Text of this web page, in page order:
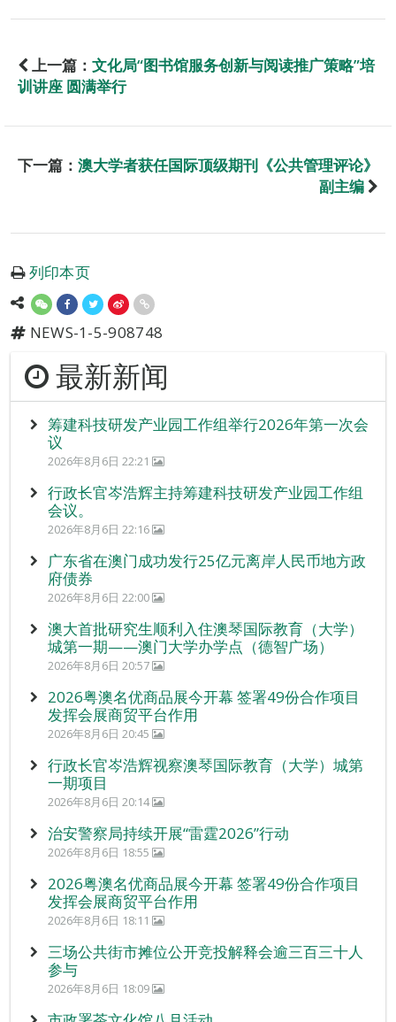
上一篇： 文化局“图书馆服务创新与阅读推广策略”培
训讲座 圆满举行
下一篇： 澳大学者获任国际顶级期刊《公共管理评论》
副主编
列印本页
NEWS-1-5-908748
最新新闻
筹建科技研发产业园工作组举行2026年第一次会
议
2026年8月6日 22:21
行政长官岑浩辉主持筹建科技研发产业园工作组
会议。
2026年8月6日 22:16
广东省在澳门成功发行25亿元离岸人民币地方政
府债券
2026年8月6日 22:00
澳大首批研究生顺利入住澳琴国际教育（大学）
城第一期——澳门大学办学点（德智广场）
2026年8月6日 20:57
2026粤澳名优商品展今开幕 签署49份合作项目
发挥会展商贸平台作用
2026年8月6日 20:45
行政长官岑浩辉视察澳琴国际教育（大学）城第
一期项目
2026年8月6日 20:14
治安警察局持续开展“雷霆2026”行动
2026年8月6日 18:55
2026粤澳名优商品展今开幕 签署49份合作项目
发挥会展商贸平台作用
2026年8月6日 18:11
三场公共街市摊位公开竞投解释会逾三百三十人
参与
2026年8月6日 18:09